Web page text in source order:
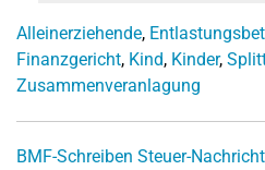
Alleinerziehende,
Finanzgericht, Kind, Kinder,
Zusammenveranlagung
BMF-Schreiben Steuer-